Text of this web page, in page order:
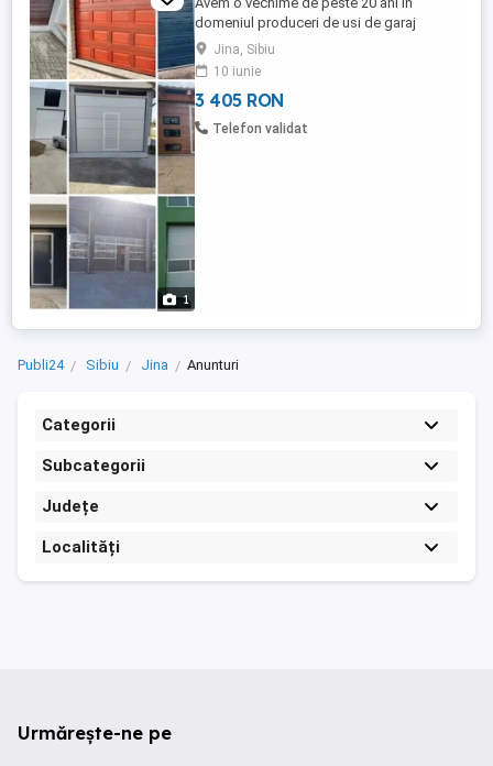
1
domeniul produceri de usi de garaj
sectionale, rezidentiale sau industiale, din
materiale de buna calitate, panouri
sandvich cu o dimensiune de 4 cm , la pret
de fabrica. Usa de garaj face parte din
confortul si siguranta locuintei Detalii si
Jina, Sibiu
10 iunie
3 405 RON
Telefon validat
Publi24 Sibiu Jina Anunturi
Categorii
Subcategorii
Județe
Localități
Urmărește-ne pe